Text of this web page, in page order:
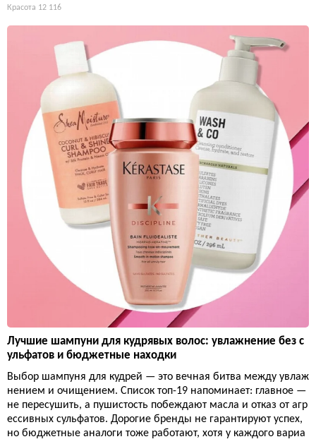
Красота 12 116
Лучшие шампуни для кудрявых волос: увлажнение без с
ульфатов и бюджетные находки
Выбор шампуня для кудрей — это вечная битва между увлаж
нением и очищением. Список топ-19 напоминает: главное —
не пересушить, а пушистость побеждают масла и отказ от агр
ессивных сульфатов. Дорогие бренды не гарантируют успех,
но бюджетные аналоги тоже работают, хотя у каждого вариа